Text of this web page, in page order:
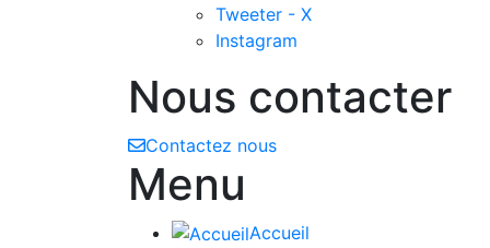
Tweeter - X
Instagram
Nous contacter
Contactez nous
Menu
Accueil